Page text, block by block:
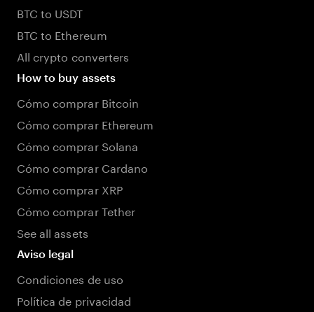
BTC to USDT
BTC to Ethereum
All crypto converters
How to buy assets
Cómo comprar Bitcoin
Cómo comprar Ethereum
Cómo comprar Solana
Cómo comprar Cardano
Cómo comprar XRP
Cómo comprar Tether
See all assets
Aviso legal
Condiciones de uso
Política de privacidad